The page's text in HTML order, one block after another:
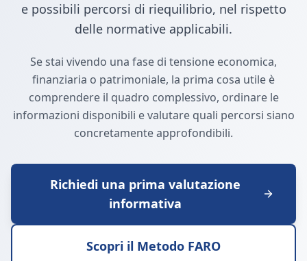
e possibili percorsi di riequilibrio, nel rispetto
delle normative applicabili.
Se stai vivendo una fase di tensione economica,
finanziaria o patrimoniale, la prima cosa utile è
comprendere il quadro complessivo, ordinare le
informazioni disponibili e valutare quali percorsi siano
concretamente approfondibili.
Richiedi una prima valutazione
informativa
Scopri il Metodo FARO